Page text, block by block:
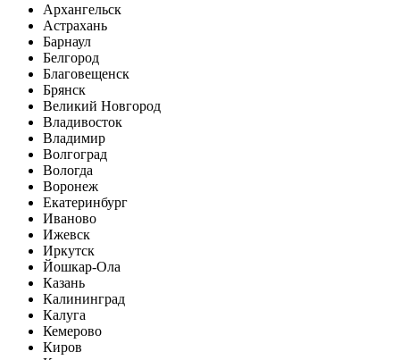
Архангельск
Астрахань
Барнаул
Белгород
Благовещенск
Брянск
Великий Новгород
Владивосток
Владимир
Волгоград
Вологда
Воронеж
Екатеринбург
Иваново
Ижевск
Иркутск
Йошкар-Ола
Казань
Калининград
Калуга
Кемерово
Киров